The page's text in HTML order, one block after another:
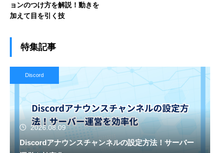
ョンのつけ方を解説！動きを
加えて目を引く技
特集記事
Discord
2026.08.09
Discordアナウンスチャンネルの設定方法！サーバー